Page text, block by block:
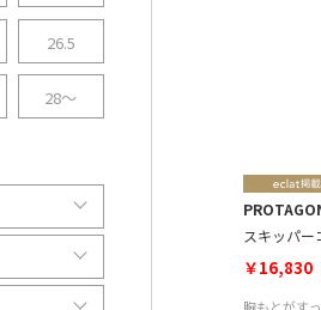
26.5
28～
スキッパー
￥16,830
胸もとがす